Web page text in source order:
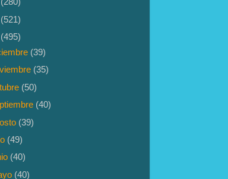
(521)
(495)
(39)
(35)
(50)
(40)
(39)
(49)
(40)
(40)